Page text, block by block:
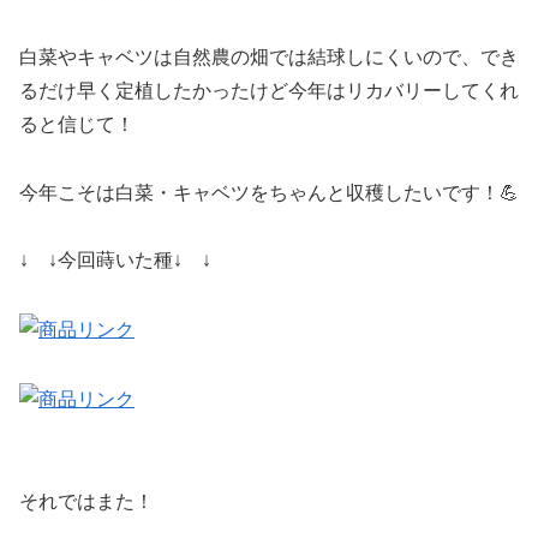
白菜やキャベツは自然農の畑では結球しにくいので、でき
るだけ早く定植したかったけど今年はリカバリーしてくれ
ると信じて！
今年こそは白菜・キャベツをちゃんと収穫したいです！💪
↓ ↓今回蒔いた種↓ ↓
それではまた！